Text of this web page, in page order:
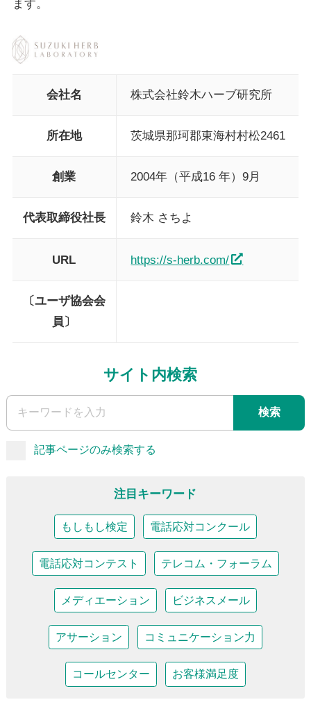
ます。
会社名 株式会社鈴木ハーブ研究所
所在地 茨城県那珂郡東海村村松2461
創業 2004年（平成16 年）9月
代表取締役社長 鈴木 さちよ
URL https://s-herb.com/
〔ユーザ協会会
員〕
サイト内検索
検索
記事ページのみ検索する
注目キーワード
もしもし検定 電話応対コンクール
電話応対コンテスト テレコム・フォーラム
メディエーション ビジネスメール
アサーション コミュニケーション力
コールセンター お客様満足度